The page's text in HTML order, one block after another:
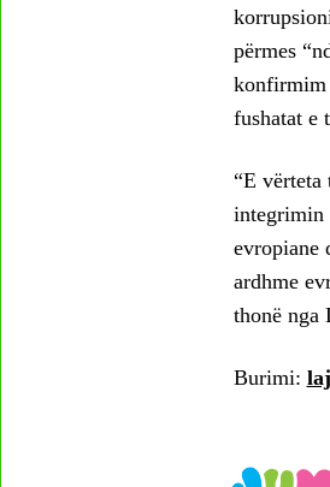
përmes
konfirmim
fushatat e
“E
integrimin
evropiane
ardhme
thonë nga
Burimi: